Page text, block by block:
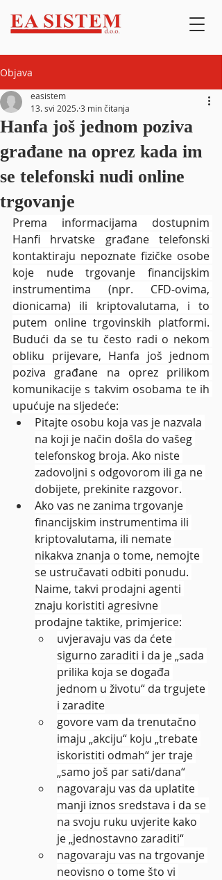
Objava
Hanfa još jednom poziva
građane na oprez kada im
se telefonski nudi online
trgovanje
easistem
13. svi 2025.3 min čitanja
Prema informacijama dostupnim
Hanfi hrvatske građane telefonski
kontaktiraju nepoznate fizičke osobe
koje nude trgovanje financijskim
instrumentima (npr. CFD-ovima,
dionicama) ili kriptovalutama, i to
putem online trgovinskih platformi.
Budući da se tu često radi o nekom
obliku prijevare, Hanfa još jednom
poziva građane na oprez prilikom
komunikacije s takvim osobama te ih
upućuje na sljedeće:
Pitajte osobu koja vas je nazvala
na koji je način došla do vašeg
telefonskog broja. Ako niste
zadovoljni s odgovorom ili ga ne
dobijete, prekinite razgovor.
Ako vas ne zanima trgovanje
financijskim instrumentima ili
kriptovalutama, ili nemate
nikakva znanja o tome, nemojte
se ustručavati odbiti ponudu.
Naime, takvi prodajni agenti
znaju koristiti agresivne
prodajne taktike, primjerice:
uvjeravaju vas da ćete
sigurno zaraditi i da je „sada
prilika koja se događa
jednom u životu“ da trgujete
i zaradite
govore vam da trenutačno
imaju „akciju“ koju „trebate
iskoristiti odmah“ jer traje
„samo još par sati/dana“
nagovaraju vas da uplatite
manji iznos sredstava i da se
na svoju ruku uvjerite kako
je „jednostavno zaraditi“
nagovaraju vas na trgovanje
neovisno o tome što vi